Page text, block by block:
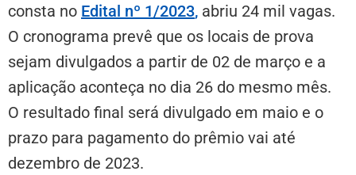
consta no Edital nº 1/2023, abriu 24 mil vagas.
O cronograma prevê que os locais de prova
sejam divulgados a partir de 02 de março e a
aplicação aconteça no dia 26 do mesmo mês.
O resultado final será divulgado em maio e o
prazo para pagamento do prêmio vai até
dezembro de 2023.